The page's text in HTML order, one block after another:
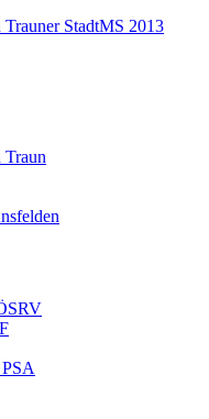
StadtMS 2013
Traun
PSA